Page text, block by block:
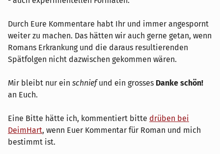
Durch Eure Kommentare habt Ihr und immer angespornt
weiter zu machen. Das hätten wir auch gerne getan, wenn
Romans Erkrankung und die daraus resultierenden
Spätfolgen nicht dazwischen gekommen wären.
Mir bleibt nur ein schniefund ein grosses Danke schön!
an Euch.
Eine Bitte hätte ich, kommentiert bitte drüben bei
DeimHart, wenn Euer Kommentar für Roman und mich
bestimmt ist.